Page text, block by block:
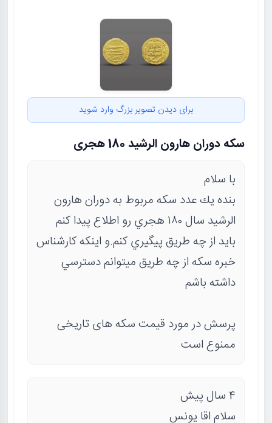
برای دیدن تصویر بزرگ وارد شوید
سكه دوران هارون الرشید 180 هجری
با سلام
بنده يك عدد سكه مربوط به دوران هارون
الرشيد سال ١٨٠ هجري رو اطلاع پيدا كنم
بايد از چه طريق پيگيري كنم.و اينكه كارشناس
خبره سكه از چه طريق ميتوانم دسترسي
داشته باشم
پرسش در مورد قیمت سکه های تاریخی
ممنوع است
4 سال پیش
سلام اقا يونس